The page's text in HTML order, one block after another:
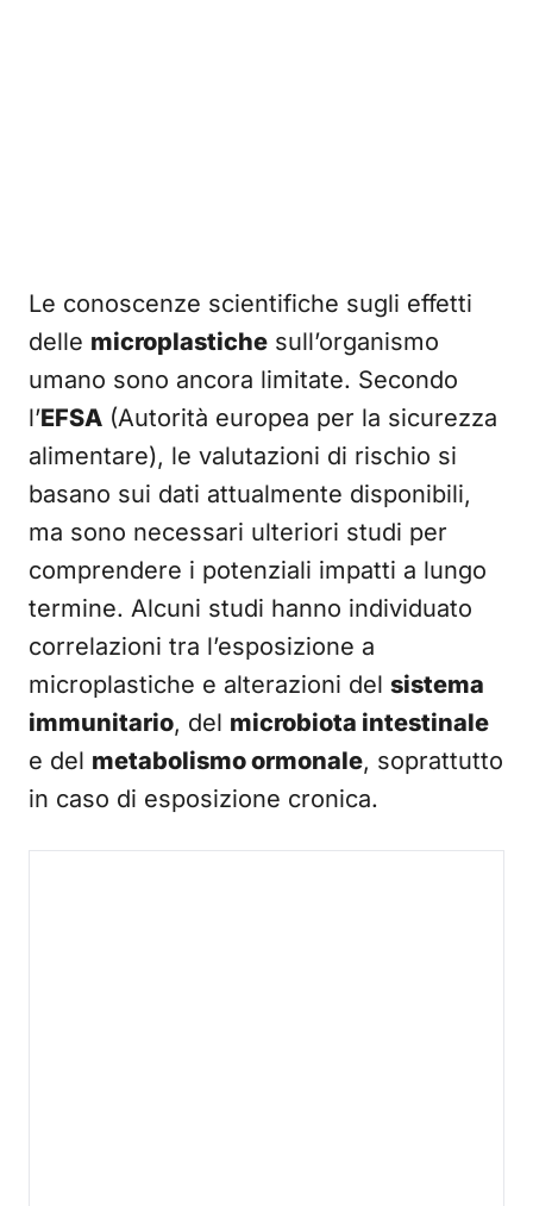
Le conoscenze scientifiche sugli effetti
delle microplastiche sull’organismo
umano sono ancora limitate. Secondo
l’EFSA (Autorità europea per la sicurezza
alimentare), le valutazioni di rischio si
basano sui dati attualmente disponibili,
ma sono necessari ulteriori studi per
comprendere i potenziali impatti a lungo
termine. Alcuni studi hanno individuato
correlazioni tra l’esposizione a
microplastiche e alterazioni del sistema
immunitario, del microbiota intestinale
e del metabolismo ormonale, soprattutto
in caso di esposizione cronica.